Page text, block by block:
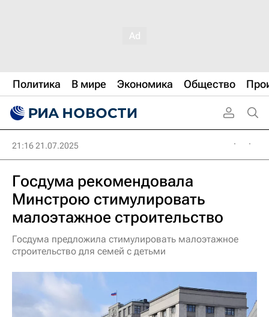
Политика В мире Экономика Общество
21:16 21.07.2025
Госдума рекомендовала
Минстрою стимулировать
малоэтажное строительство
Госдума предложила стимулировать малоэтажное
строительство для семей с детьми